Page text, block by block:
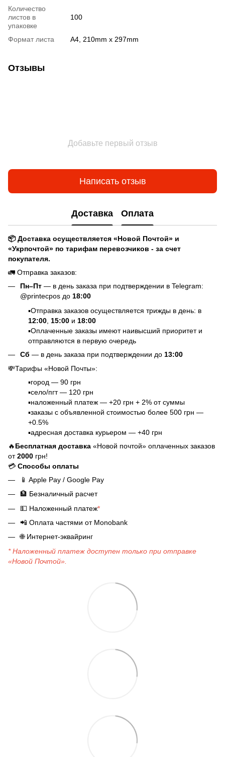
Количество
листов в
упаковке
100
Формат листа A4, 210mm x 297mm
Отзывы
Добавьте первый отзыв
Написать отзыв
Доставка Оплата
📦 Доставка осуществляется «Новой Почтой» и
«Укрпочтой» по тарифам перевозчиков - за счет
покупателя.
🚛 Отправка заказов:
Пн–Пт — в день заказа при подтверждении в Telegram:
@printecpos до 18:00
▪️Отправка заказов осуществляется трижды в день: в
12:00 15:00 и 18:00
▪️Оплаченные заказы имеют наивысший приоритет и
отправляются в первую очередь
Сб — в день заказа при подтверждении до 13:00
💸Тарифы «Новой Почты»:
▪️город — 90 грн
▪️село/пгт — 120 грн
▪️наложенный платеж — +20 грн + 2% от суммы
▪️заказы с объявленной стоимостью более 500 грн —
+0.5%
▪️адресная доставка курьером — +40 грн
🔥Бесплатная доставка «Новой почтой» оплаченных заказов
от2000 грн!
💳 Способы оплаты
📱 Apple Pay / Google Pay
🏦 Безналичный расчет
💵 Наложенный платеж*
📲 Оплата частями от Monobank
🌐Интернет-эквайринг
* Наложенный платеж доступен только при отправке
«Новой Почтой».